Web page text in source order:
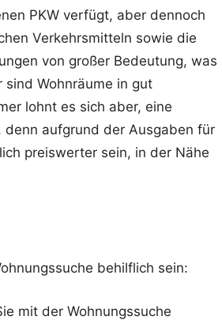
PKW verfügt, aber dennoch
Verkehrsmitteln sowie die
von großer Bedeutung, was
Wohnräume in gut
lohnt es sich aber, eine
aufgrund der Ausgaben für
preiswerter sein, in der Nähe
behilflich sein:
mit der Wohnungssuche